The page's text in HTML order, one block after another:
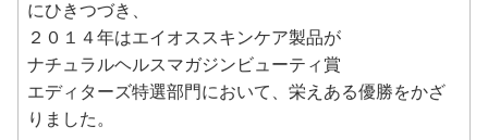
にひきつづき、
２０１４年はエイオススキンケア製品が
ナチュラルヘルスマガジンビューティ賞
エディターズ特選部門において、栄えある優勝をかざ
りました。